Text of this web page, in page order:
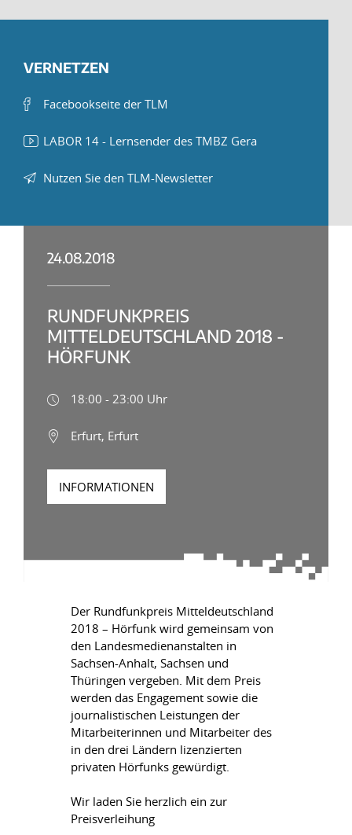
VERNETZEN
Facebookseite der TLM
LABOR 14 - Lernsender des TMBZ Gera
Nutzen Sie den TLM-Newsletter
24.08.2018
RUNDFUNKPREIS
MITTELDEUTSCHLAND 2018 -
HÖRFUNK
18:00 - 23:00 Uhr
Erfurt, Erfurt
INFORMATIONEN
Der Rundfunkpreis Mitteldeutschland
2018 – Hörfunk wird gemeinsam von
den Landesmedienanstalten in
Sachsen-Anhalt, Sachsen und
Thüringen vergeben. Mit dem Preis
werden das Engagement sowie die
journalistischen Leistungen der
Mitarbeiterinnen und Mitarbeiter des
in den drei Ländern lizenzierten
privaten Hörfunks gewürdigt.
Wir laden Sie herzlich ein zur
Preisverleihung